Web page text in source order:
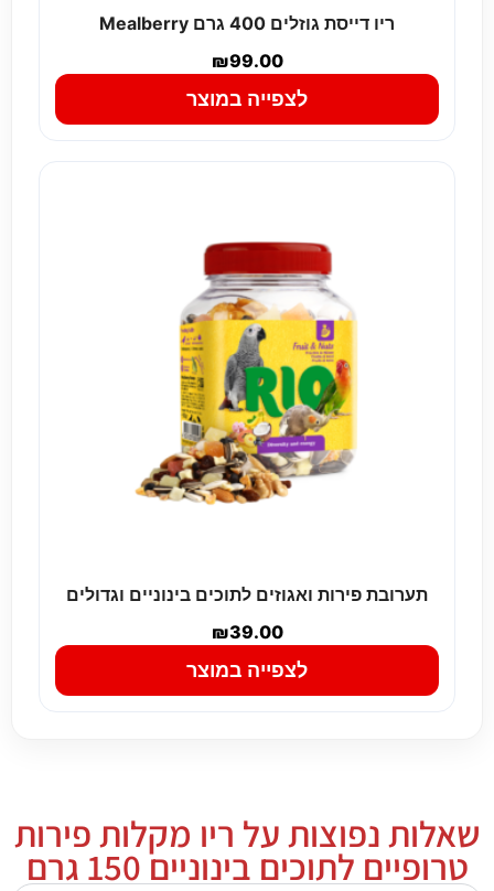
ריו דייסת גוזלים 400 גרם Mealberry
₪99.00
לצפייה במוצר
תערובת פירות ואגוזים לתוכים בינוניים וגדולים
₪39.00
לצפייה במוצר
שאלות נפוצות על ריו מקלות פירות
טרופיים לתוכים בינוניים 150 גרם